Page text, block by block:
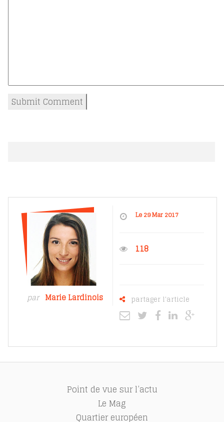
par Marie Lardinois
Le 29 Mar 2017
118
partager l'article
Point de vue sur l’actu
Le Mag
Quartier européen